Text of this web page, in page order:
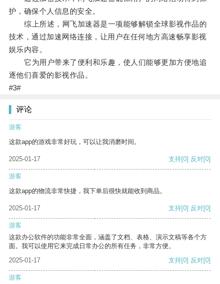
护，确保个人信息的安全。
综上所述，网飞加速器是一项能够解锁全球影视作品的
技术，通过加速网络连接，让用户在任何地方高速畅享影视
娱乐内容。
它为用户带来了便利和乐趣，使人们能够更加方便地追
逐他们喜爱的影视作品。
#3#
评论
游客
这款app的游戏非常好玩，可以让我消磨时间。
2025-01-17 支持[0] 反对[0]
游客
这款app的物流非常快捷，我下单后很快就能收到商品。
2025-01-17 支持[0] 反对[0]
游客
这款办公软件的功能非常全面，涵盖了文档、表格、演示文稿等各个方
面。我可以使用它来完成日常办公的所有任务，非常方便。
2025-01-17
支持[0] 反对[0]
游客